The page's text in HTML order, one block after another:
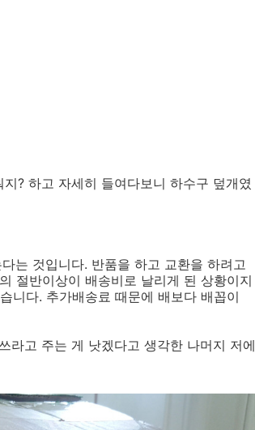
? 하고 자세히 들여다보니 하수구 덮개였
는 것입니다. 반품을 하고 교환을 하려고
절반이상이 배송비로 날리게 된 상황이지
니다. 추가배송료 때문에 배보다 배꼽이
라고 주는 게 낫겠다고 생각한 나머지 저에